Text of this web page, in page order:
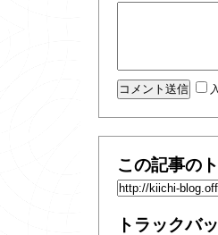
この記事の
トラックバ